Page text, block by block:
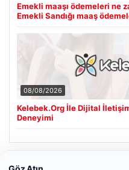
Emekli maaşı ödemeleri ne
Emekli Sandığı maaş
08/08/2026
Kelebek.Org İle Dijital
Deneyimi
Son Eklenen Firmalar